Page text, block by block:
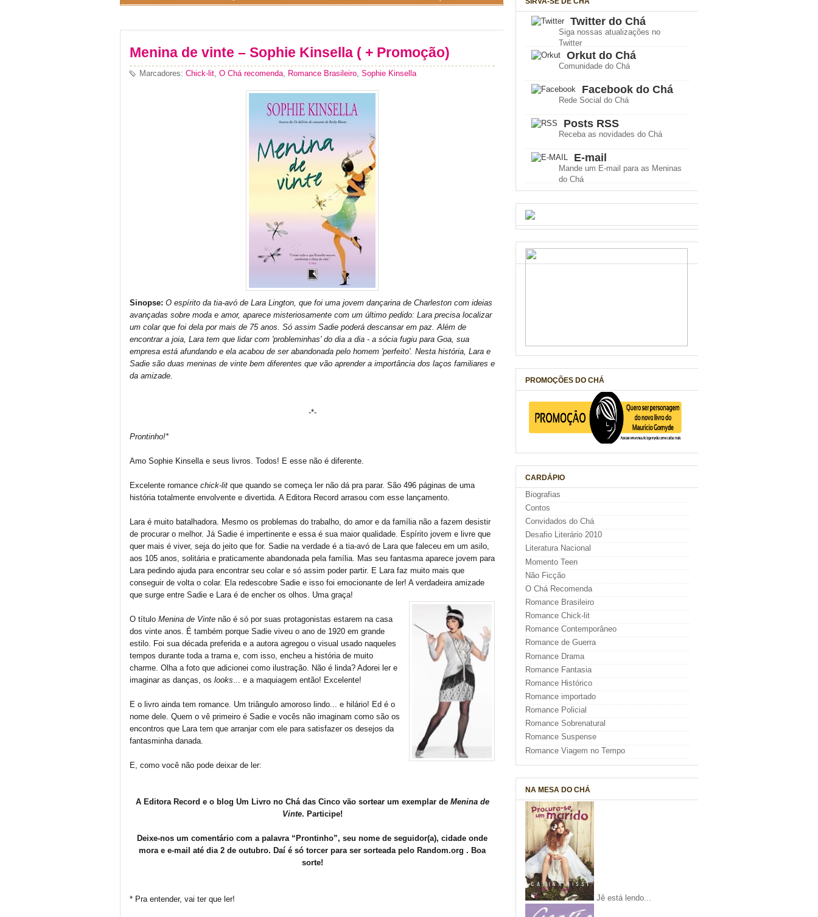
Menina de vinte – Sophie Kinsella ( + Promoção)
Marcadores: Chick-lit O Chá recomenda Romance Brasileiro Sophie Kinsella
Sinopse: O espírito da tia-avó de Lara Lington, que foi uma jovem dançarina de Charleston com ideias
avançadas sobre moda e amor, aparece misteriosamente com um último pedido: Lara precisa localizar
um colar que foi dela por mais de 75 anos. Só assim Sadie poderá descansar em paz. Além de
encontrar a joia, Lara tem que lidar com 'probleminhas' do dia a dia - a sócia fugiu para Goa, sua
empresa está afundando e ela acabou de ser abandonada pelo homem 'perfeito'. Nesta história, Lara e
Sadie são duas meninas de vinte bem diferentes que vão aprender a importância dos laços familiares e
da amizade.
-*-
Prontinho!*
Amo Sophie Kinsella e seus livros. Todos! E esse não é diferente.
Excelente romance chick-lit que quando se começa ler não dá pra parar. São 496 páginas de uma
história totalmente envolvente e divertida. A Editora Record arrasou com esse lançamento.
Lara é muito batalhadora. Mesmo os problemas do trabalho, do amor e da família não a fazem desistir
de procurar o melhor. Já Sadie é impertinente e essa é sua maior qualidade. Espírito jovem e livre que
quer mais é viver, seja do jeito que for. Sadie na verdade é a tia-avó de Lara que faleceu em um asilo,
aos 105 anos, solitária e praticamente abandonada pela família. Mas seu fantasma aparece jovem para
Lara pedindo ajuda para encontrar seu colar e só assim poder partir. E Lara faz muito mais que
conseguir de volta o colar. Ela redescobre Sadie e isso foi emocionante de ler! A verdadeira amizade
que surge entre Sadie e Lara é de encher os olhos. Uma graça!
O título Menina de Vinte não é só por suas protagonistas estarem na casa
dos vinte anos. É também porque Sadie viveu o ano de 1920 em grande
estilo. Foi sua década preferida e a autora agregou o visual usado naqueles
tempos durante toda a trama e, com isso, encheu a história de muito
charme. Olha a foto que adicionei como ilustração. Não é linda? Adorei ler e
imaginar as danças, os looks ... e a maquiagem então! Excelente!
E o livro ainda tem romance. Um triângulo amoroso lindo... e hilário! Ed é o
nome dele. Quem o vê primeiro é Sadie e vocês não imaginam como são os
encontros que Lara tem que arranjar com ele para satisfazer os desejos da
fantasminha danada.
E, como você não pode deixar de ler:
A Editora Record e o blog Um Livro no Chá das Cinco vão sortear um exemplar de Menina de
Vinte. Participe!
Deixe-nos um comentário com a palavra “Prontinho”, seu nome de seguidor(a), cidade onde
mora e e-mail até dia 2 de outubro. Daí é só torcer para ser sorteada pelo Random.org . Boa
sorte!
* Pra entender, vai ter que ler!
Twitter do Chá
Siga nossas atualizações no
Twitter
Orkut do Chá
Comunidade do Chá
Facebook do Chá
Rede Social do Chá
Posts RSS
Receba as novidades do Chá
E-mail
Mande um E-mail para as Meninas
do Chá
PROMOÇÕES DO CHÁ
CARDÁPIO
Biografias
Contos
Convidados do Chá
Desafio Literário 2010
Literatura Nacional
Momento Teen
Não Ficção
O Chá Recomenda
Romance Brasileiro
Romance Chick-lit
Romance Contemporâneo
Romance de Guerra
Romance Drama
Romance Fantasia
Romance Histórico
Romance importado
Romance Policial
Romance Sobrenatural
Romance Suspense
Romance Viagem no Tempo
NA MESA DO CHÁ
Jê está lendo...